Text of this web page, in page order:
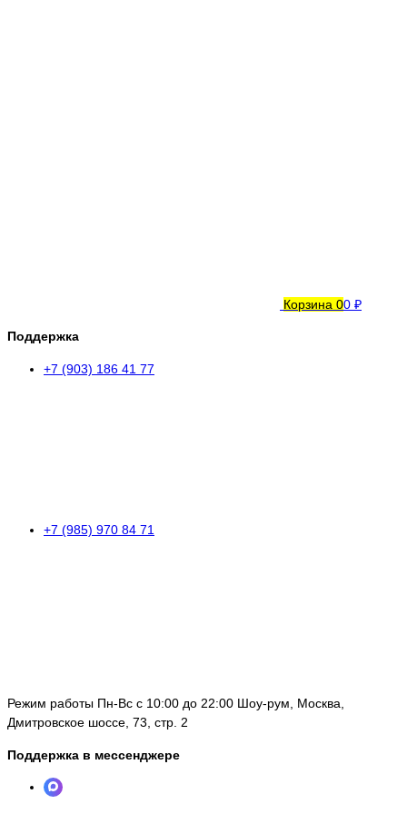
Корзина 00 ₽
Поддержка
+7 (903) 186 41 77
+7 (985) 970 84 71
Режим работы Пн-Вс с 10:00 до 22:00 Шоу-рум, Москва,
Дмитровское шоссе, 73, стр. 2
Поддержка в мессенджере